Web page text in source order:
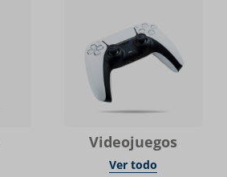
Videojuegos
Ver todo